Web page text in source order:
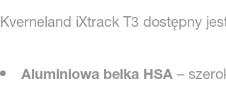
Kverneland iXtrack T3 dostępny
Aluminiowa belka HSA–